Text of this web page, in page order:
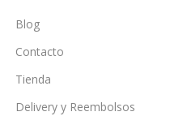
Blog
Contacto
Tienda
Delivery y Reembolsos